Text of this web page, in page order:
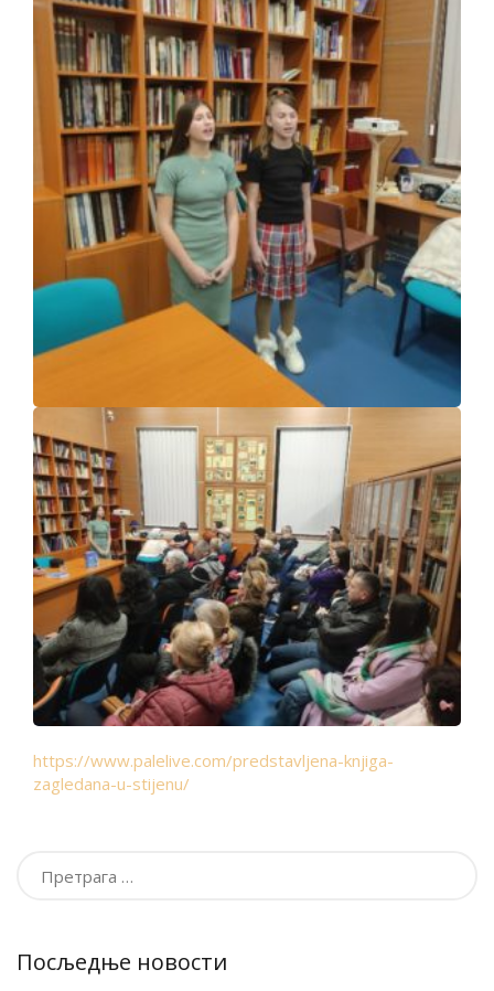
https://www.palelive.com/predstavljena-knjiga-
zagledana-u-stijenu/
Посљедње новости